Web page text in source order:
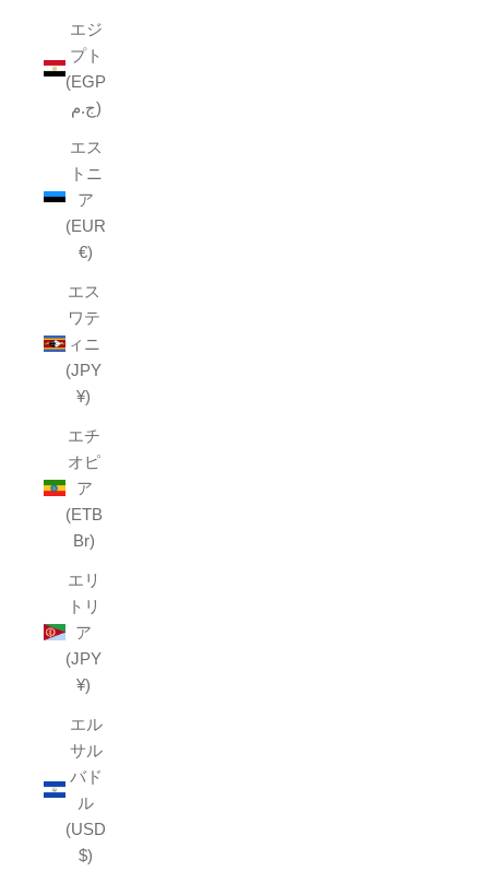
エジ
プト
(EGP
ج.م)
エス
トニ
ア
(EUR
€)
エス
ワテ
ィニ
(JPY
¥)
エチ
オピ
ア
(ETB
Br)
エリ
トリ
ア
(JPY
¥)
エル
サル
バド
ル
(USD
$)